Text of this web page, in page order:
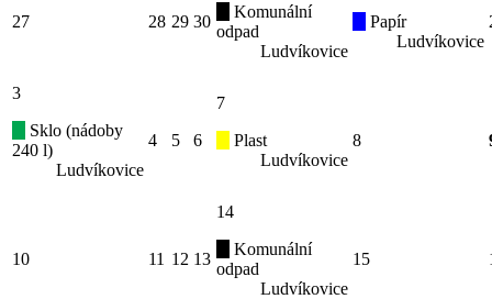
27 28 29 30
Komunální
odpad
Ludvíkovice
Papír
Ludvíkovice
3
Sklo (nádoby
240 l)
Ludvíkovice
4 5 6
7
Plast
Ludvíkovice
8
10 11 12 13
14
Komunální
odpad
Ludvíkovice
15